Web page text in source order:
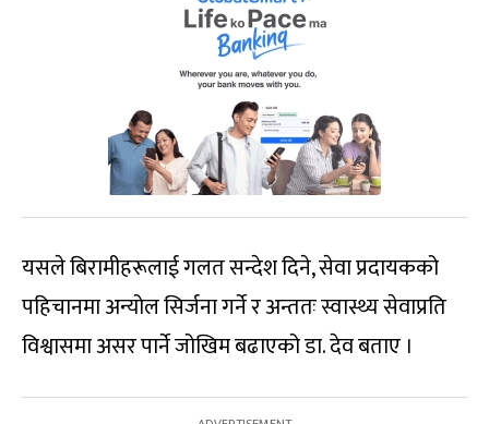
यसले बिरामीहरूलाई गलत सन्देश दिने, सेवा प्रदायकको
पहिचानमा अन्योल सिर्जना गर्ने र अन्ततः स्वास्थ्य सेवाप्रति
विश्वासमा असर पार्ने जोखिम बढाएको डा. देव बताए ।